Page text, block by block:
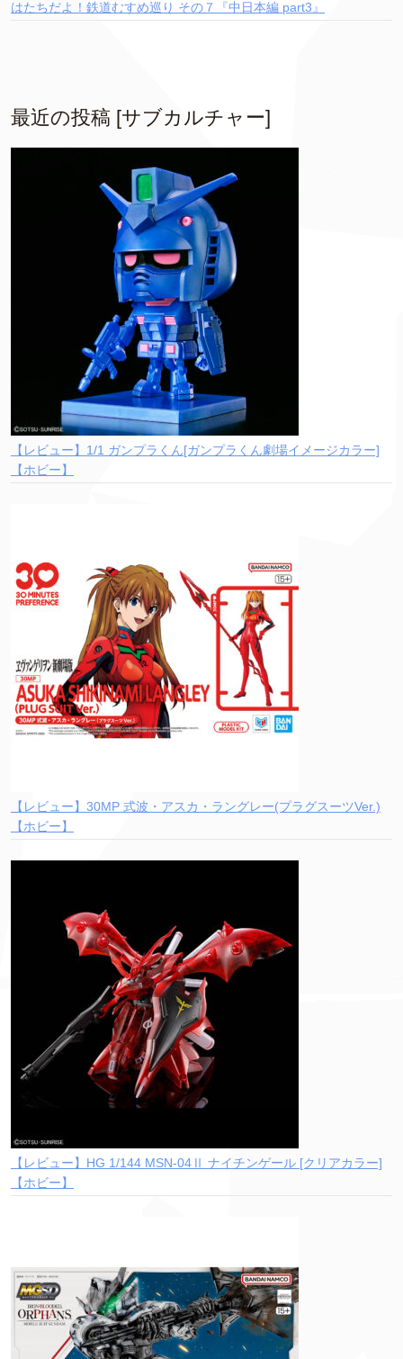
はたちだよ！鉄道むすめ巡り その７『中日本編 part3』
最近の投稿 [サブカルチャー]
【レビュー】1/1 ガンプラくん[ガンプラくん劇場イメージカラー]
【ホビー】
【レビュー】30MP 式波・アスカ・ラングレー(プラグスーツVer.)
【ホビー】
【レビュー】HG 1/144 MSN-04Ⅱ ナイチンゲール [クリアカラー]
【ホビー】